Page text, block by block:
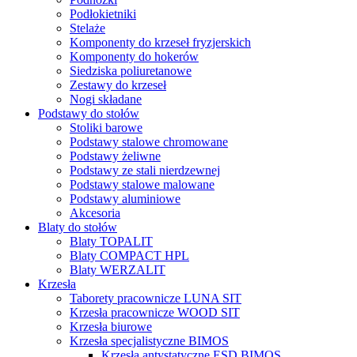
Podłokietniki
Stelaże
Komponenty do krzeseł fryzjerskich
Komponenty do hokerów
Siedziska poliuretanowe
Zestawy do krzeseł
Nogi składane
Podstawy do stołów
Stoliki barowe
Podstawy stalowe chromowane
Podstawy żeliwne
Podstawy ze stali nierdzewnej
Podstawy stalowe malowane
Podstawy aluminiowe
Akcesoria
Blaty do stołów
Blaty TOPALIT
Blaty COMPACT HPL
Blaty WERZALIT
Krzesła
Taborety pracownicze LUNA SIT
Krzesła pracownicze WOOD SIT
Krzesła biurowe
Krzesła specjalistyczne BIMOS